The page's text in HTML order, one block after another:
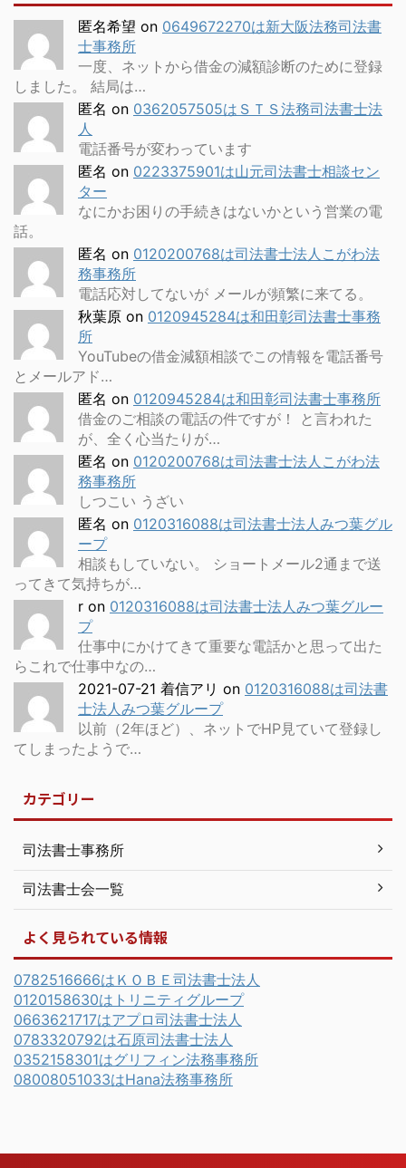
匿名希望 on 0649672270は新大阪法務司法書
士事務所
一度、ネットから借金の減額診断のために登録
しました。 結局は…
匿名 on 0362057505はＳＴＳ法務司法書士法
人
電話番号が変わっています
匿名 on 0223375901は山元司法書士相談セン
ター
なにかお困りの手続きはないかという営業の電
話。
匿名 on 0120200768は司法書士法人こがわ法
務事務所
電話応対してないが メールが頻繁に来てる。
秋葉原 on 0120945284は和田彰司法書士事務
所
YouTubeの借金減額相談でこの情報を電話番号
とメールアド…
匿名 on 0120945284は和田彰司法書士事務所
借金のご相談の電話の件ですが！ と言われた
が、全く心当たりが…
匿名 on 0120200768は司法書士法人こがわ法
務事務所
しつこい うざい
匿名 on 0120316088は司法書士法人みつ葉グル
ープ
相談もしていない。 ショートメール2通まで送
ってきて気持ちが…
r on 0120316088は司法書士法人みつ葉グルー
プ
仕事中にかけてきて重要な電話かと思って出た
らこれで仕事中なの…
2021-07-21 着信アリ on 0120316088は司法書
士法人みつ葉グループ
以前（2年ほど）、ネットでHP見ていて登録し
てしまったようで…
カテゴリー
司法書士事務所
司法書士会一覧
よく見られている情報
0782516666はＫＯＢＥ司法書士法人
0120158630はトリニティグループ
0663621717はアプロ司法書士法人
0783320792は石原司法書士法人
0352158301はグリフィン法務事務所
08008051033はHana法務事務所